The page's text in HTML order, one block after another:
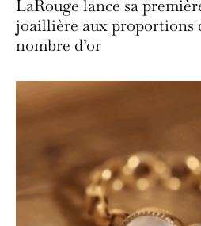
LaRouge lance sa
joaillière aux proportions
nombre d’or